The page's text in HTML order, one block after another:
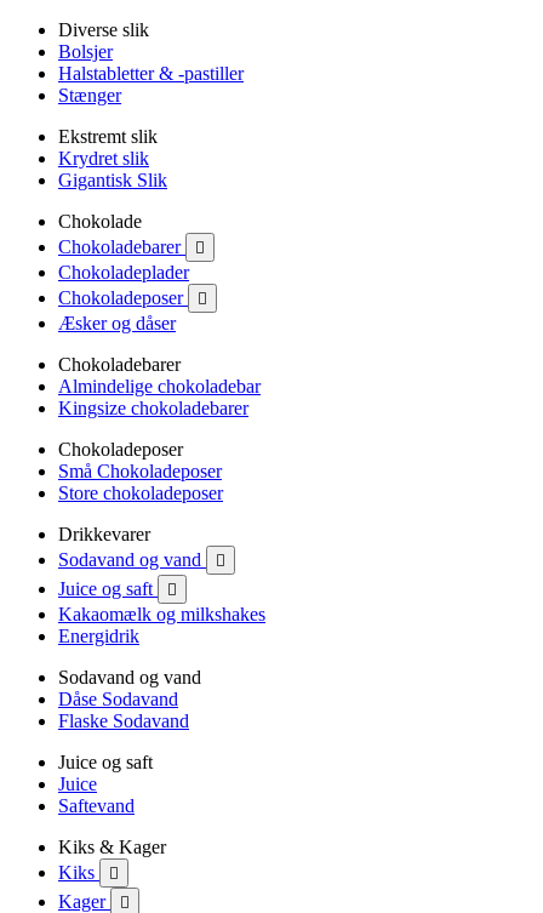
Diverse slik
Bolsjer
Halstabletter & -pastiller
Stænger
Ekstremt slik
Krydret slik
Gigantisk Slik
Chokolade
Chokoladebarer

Chokoladeplader
Chokoladeposer

Æsker og dåser
Chokoladebarer
Almindelige chokoladebar
Kingsize chokoladebarer
Chokoladeposer
Små Chokoladeposer
Store chokoladeposer
Drikkevarer
Sodavand og vand

Juice og saft 
Kakaomælk og milkshakes
Energidrik
Sodavand og vand
Dåse Sodavand
Flaske Sodavand
Juice og saft
Juice
Saftevand
Kiks & Kager
Kiks

Kager 